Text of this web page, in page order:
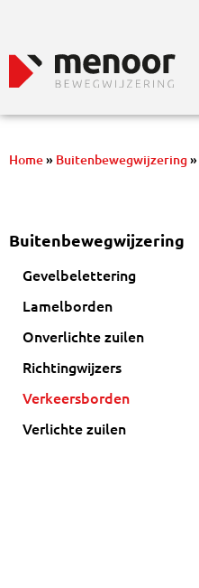
Home» Buitenbewegwijzering»
Buitenbewegwijzering
Gevelbelettering
Lamelborden
Onverlichte zuilen
Richtingwijzers
Verkeersborden
Verlichte zuilen